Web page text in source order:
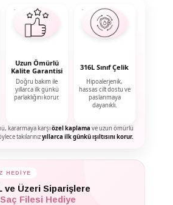
Uzun Ömürlü
Kalite Garantisi
Doğru bakım ile
yıllarca ilk günkü
parlaklığını korur.
316L Sınıf Çelik
Hipoalerjenik,
hassas cilt dostu ve
paslanmaya
dayanıklı.
kararmaya karşıözel kaplama ve uzun ömürlü
takılarınızyıllarca ilk günkü ışıltısını korur.
HEDİYE
ve Üzeri Siparişlere
Filesi Hediye